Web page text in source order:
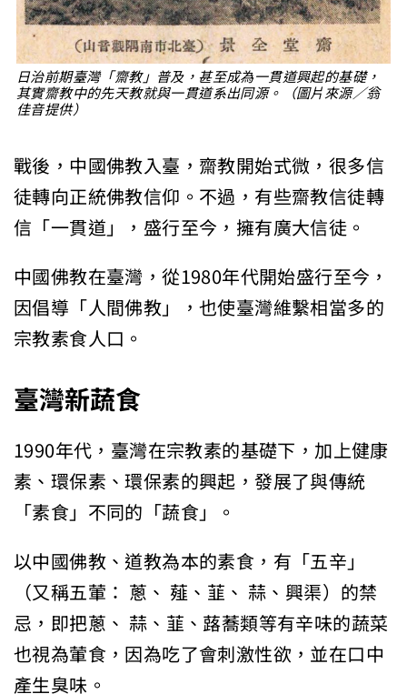
日治前期臺灣「齋教」普及，甚至成為一貫道興起的基礎，
其實齋教中的先天教就與一貫道系出同源。（圖片來源／翁
佳音提供）
戰後，中國佛教入臺，齋教開始式微，很多信
徒轉向正統佛教信仰。不過，有些齋教信徒轉
信「一貫道」，盛行至今，擁有廣大信徒。
中國佛教在臺灣，從1980年代開始盛行至今，
因倡導「人間佛教」，也使臺灣維繫相當多的
宗教素食人口。
臺灣新蔬食
1990年代，臺灣在宗教素的基礎下，加上健康
素、環保素、環保素的興起，發展了與傳統
「素食」不同的「蔬食」。
以中國佛教、道教為本的素食，有「五辛」
（又稱五葷： 蔥、 薤、韮、 蒜、興渠）的禁
忌，即把蔥、 蒜、韮、蕗蕎類等有辛味的蔬菜
也視為葷食，因為吃了會刺激性欲，並在口中